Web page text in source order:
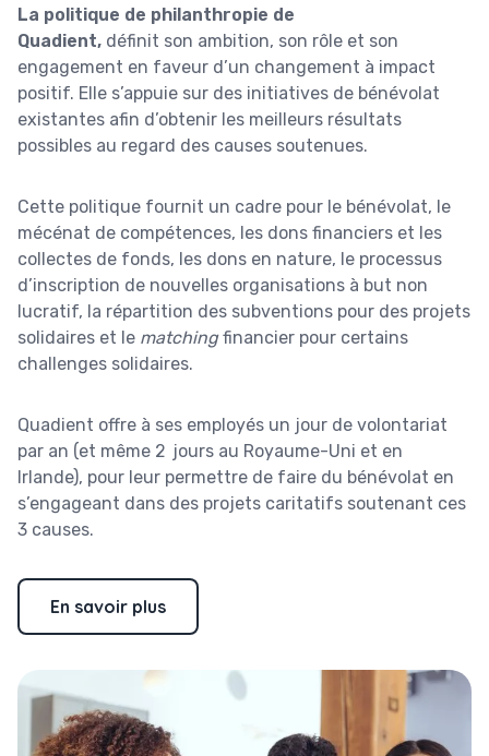
La politique de philanthropie de
Quadient, définit son ambition, son rôle et son
engagement en faveur d’un changement à impact
positif. Elle s’appuie sur des initiatives de bénévolat
existantes afin d’obtenir les meilleurs résultats
possibles au regard des causes soutenues.
Cette politique fournit un cadre pour le bénévolat, le
mécénat de compétences, les dons financiers et les
collectes de fonds, les dons en nature, le processus
d’inscription de nouvelles organisations à but non
lucratif, la répartition des subventions pour des projets
solidaires et le matchingfinancier pour certains
challenges solidaires.
Quadient offre à ses employés un jour de volontariat
par an (et même 2 jours au Royaume-Uni et en
Irlande), pour leur permettre de faire du bénévolat en
s’engageant dans des projets caritatifs soutenant ces
3 causes.
En savoir plus